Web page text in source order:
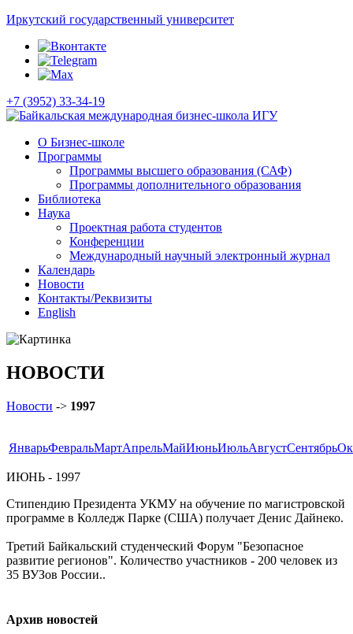
Иркутский государственный университет
+7 (3952) 33-34-19
О Бизнес-школе
Программы
Программы высшего образования (САФ)
Программы дополнительного образования
Библиотека
Наука
Проектная работа студентов
Конференции
Международный научный электронный журнал
Календарь
Новости
Контакты/Реквизиты
English
НОВОСТИ
Новости -> 1997
ЯнварьФевральМартАпрельМайИюньИюльАвгустСентябрь
ИЮНЬ - 1997
Стипендию Президента УКМУ на обучение по магистровской
программе в Колледж Парке (США) получает Денис Дайнеко.
Третий Байкальский студенческий Форум "Безопасное
развитие регионов". Количество участников - 200 человек из
35 ВУЗов России..
Архив новостей